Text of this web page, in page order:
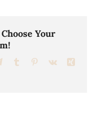
Your
TelegramTumblr Pinterest
Vk
Xing